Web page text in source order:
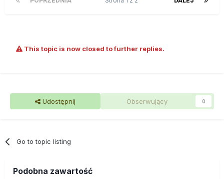
This topic is now closed to further replies.
Udostępnij Obserwujący 0
Go to topic listing
Podobna zawartość